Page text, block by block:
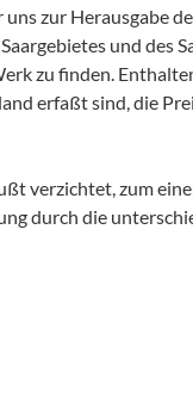
zur Herausgabe
und
zu finden.
erfaßt sind, die
verzichtet, zum
durch die